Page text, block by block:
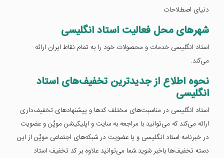
دنیای اصطلاحات
شهر‌های محل فعالیت استاد انگلیسی
استاد انگلیسی خدمات و محصولات خود را به تمام نقاط ایران ارائه
می‌کند.
نحوه اطلاع از جدیدترین تخفیف‌های استاد
انگلیسی
استاد انگلیسی در مناسبت‌های مختلف کدها و پیشنهادهای تخفیف‌داری
ارائه می‌کند که می‌توانید با مراجعه به سایت و اپلیکیشن موپُن و عضویت
در خبرنامه استاد انگلیسی و یا عضویت در شبکه‌های اجتماعی موپُن از این
دسته تخفیف‌ها باخبر شوید.شما می‌توانید علاوه بر کد تخفیف استاد